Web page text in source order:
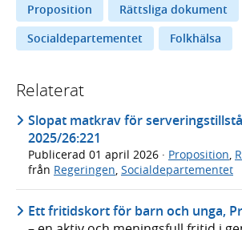
Proposition Rättsliga dokument
Socialdepartementet
Folkhälsa
Relaterat
Slopat matkrav för
2025/26:221
Publicerad 01 april 2026 · Proposition
från Regeringen Socialdepartementet
Ett fritidskort för barn och unga,